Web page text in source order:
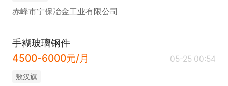
赤峰市宁保冶金工业有限公司
手糊玻璃钢件
4500-6000元/月
05-25 00:54
敖汉旗